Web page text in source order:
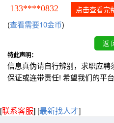
133****0832 点击查看完
(查看需要10金币)
特此声明：
信息真伪请自行辨别，求职应
保证或连带责任! 希望我们的平
[联系客服] [最新找人才]